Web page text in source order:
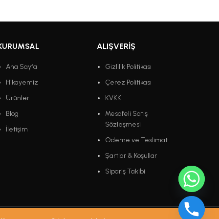
Ana Sayfa
Hikayemiz
Ürünler
Blog
İletişim
ALIŞVERIŞ
Gizlilik Politikası
Çerez Politikası
KVKK
Mesafeli Satış
Sözleşmesi
Ödeme ve Teslimat
Şartlar & Koşullar
Sipariş Takibi